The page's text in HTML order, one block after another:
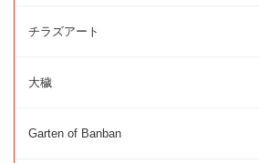
チラズアート
大穢
Garten of Banban